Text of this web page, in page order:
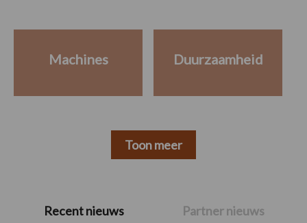
PrimaireRecent nieuws Partner nieuws
Machines Duurzaamheid
Toon meer